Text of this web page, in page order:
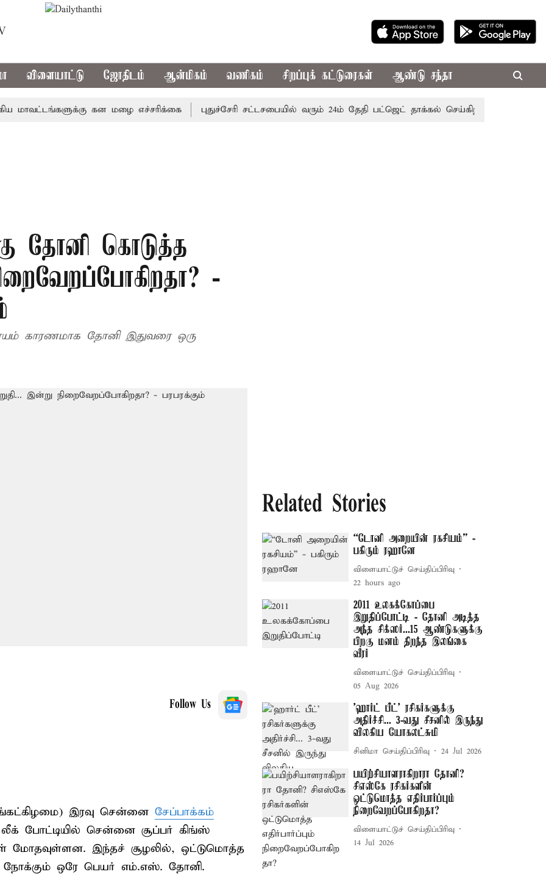
விளையாட்டு ஜோதிடம் ஆன்மிகம் வணிகம் சிறப்புக் கட்டுரைகள் ஆண்டு சந்தா
கன மழை எச்சரிக்கை புதுச்சேரி சட்டசபையில் வரும் 24ம் தேதி பட்ஜெட் தாக்கல் செய்கிறார் முதல்-அமைச்சர்
தோனி கொடுத்த
-
காரணமாக தோனி இதுவரை ஒரு
Follow Us
இரவு சென்னை சேப்பாக்கம்
போட்டியில் சென்னை சூப்பர் கிங்ஸ்
மோதவுள்ளன. இந்தச் சூழலில், ஒட்டுமொத்த
நோக்கும் ஒரே பெயர் எம்.எஸ். தோனி.
Related Stories
“டோனி அறையின் ரகசியம்” -
பகிரும் ரஹானே
விளையாட்டுச் செய்திப்பிரிவு
22 hours ago
2011 உலகக்கோப்பை
இறுதிப்போட்டி - தோனி அடித்த
அந்த சிக்ஸர்...15 ஆண்டுகளுக்கு
பிறகு மனம் திறந்த இலங்கை
வீரர்
விளையாட்டுச் செய்திப்பிரிவு
05 Aug 2026
'ஹார்ட் பீட்' ரசிகர்களுக்கு
அதிர்ச்சி... 3-வது சீசனில் இருந்து
விலகிய யோகலட்சுமி
சினிமா செய்திப்பிரிவு 24 Jul 2026
பயிற்சியாளராகிறாரா தோனி?
சிஎஸ்கே ரசிகர்களின்
ஒட்டுமொத்த எதிர்பார்ப்பும்
நிறைவேறப்போகிறதா?
விளையாட்டுச் செய்திப்பிரிவு
14 Jul 2026